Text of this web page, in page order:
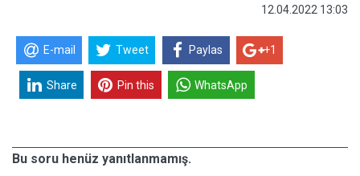
12.04.2022 13:03
E-mail Tweet Paylas +1
Share Pin this WhatsApp
Bu soru henüz yanıtlanmamış.